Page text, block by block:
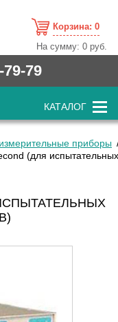
Корзина: 0
На сумму:0 руб.
79-79
КАТАЛОГ
приборы
(для испытательных
ИСПЫТАТЕЛЬНЫХ